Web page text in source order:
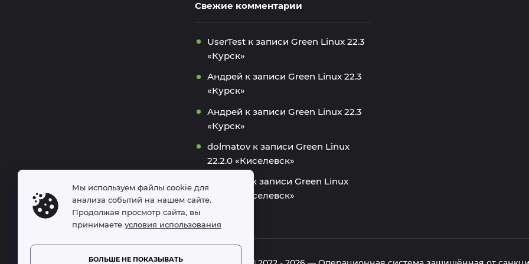
Свежие комментарии
UserTest к записи Green Linux 22.3
«Курск»
Андрей к записи Green Linux 22.3
«Курск»
Андрей к записи Green Linux 22.3
«Курск»
dolmatovк записи Green Linux
22.2.0 «Киселевск»
к записи Green Linux
22.2.0 «Киселевск»
Мы используем файлы cookie для
анализа событий на нашем сайте.
Продолжая просмотр сайта, вы
принимаете условия использования
БОЛЬШЕ НЕ ПОКАЗЫВАТЬ